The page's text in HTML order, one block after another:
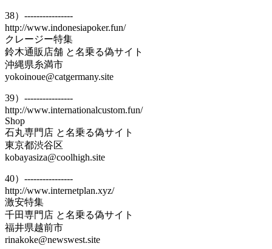
38）----------------
http://www.indonesiapoker.fun/
クレージー特集
鈴木通販店舗 と名乗る偽サイト
沖縄県糸満市
yokoinoue@catgermany.site
39）----------------
http://www.internationalcustom.fun/
Shop
石丸専門店 と名乗る偽サイト
東京都渋谷区
kobayasiza@coolhigh.site
40）----------------
http://www.internetplan.xyz/
激安特集
千田専門店 と名乗る偽サイト
福井県越前市
rinakoke@newswest.site